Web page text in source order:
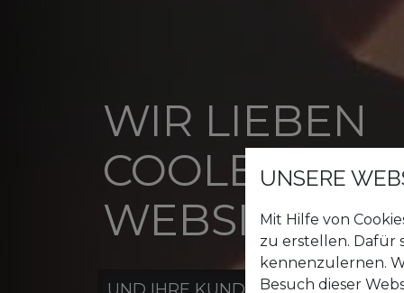
WIR LIEBEN
COOLE
WEBSITES!
UND IHRE KUNDEN WERDEN
UNSERE
Mit Hilfe von
zu erstellen. Dafür
kennenzulernen.
Besuch dieser